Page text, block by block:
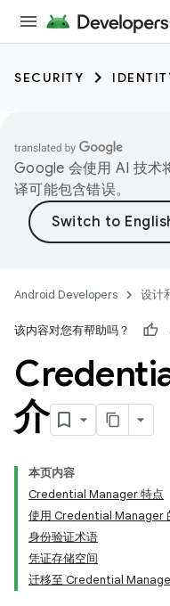
SECURITY
Google 会使用 AI 技术
译可能包含错误。
Android Developers 设计
该内容对您有帮助吗？
介
本页内容
Credential Manager 特点
使用 Credential Manager
身份验证术语
凭证存储空间
迁移至 Credential